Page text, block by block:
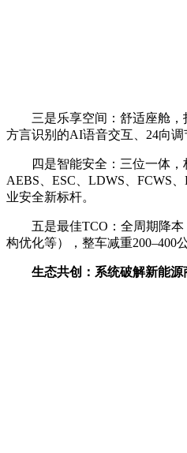
三是乐享空间：舒适座舱，打
方言识别的AI语音交互、24向
四是智能安全：三位一体，构
AEBS、ESC、LDWS、FCWS
业安全新标杆。
五是最佳TCO：全周期降本，
构优化等），整车减重200–400
生态共创：系统破解新能源